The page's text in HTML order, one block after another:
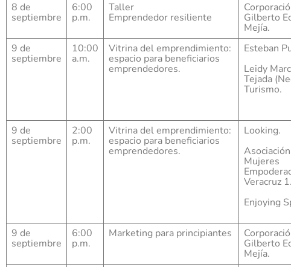
8 de
septiembre
6:00
p.m.
Taller
Emprendedor resiliente Gilberto
Mejía.
9 de
septiembre
10:00
a.m.
Vitrina del emprendimiento:
espacio para beneficiarios
emprendedores.
Esteban
Leidy
Tejada
Turismo.
9 de
septiembre
2:00
p.m.
Vitrina del emprendimiento:
espacio para beneficiarios
emprendedores.
Looking.
Mujeres
Veracruz 1.
Enjoying
9 de
septiembre
6:00
p.m.
Marketing para principiantes
Gilberto
Mejía.